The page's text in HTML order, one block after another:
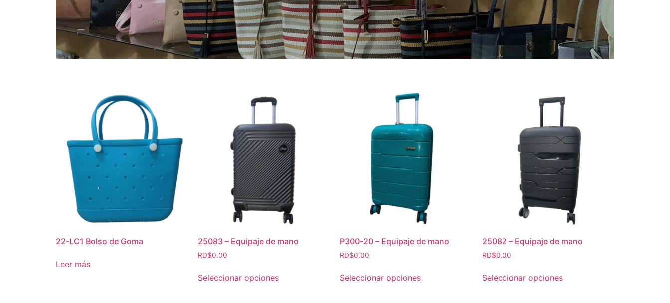
22-LC1 Bolso de Goma
Leer más
25083 – Equipaje de mano
RD$0.00
Seleccionar opciones
P300-20 – Equipaje de mano
RD$0.00
Seleccionar opciones
25082 – Equipaje de mano
RD$0.00
Seleccionar opciones